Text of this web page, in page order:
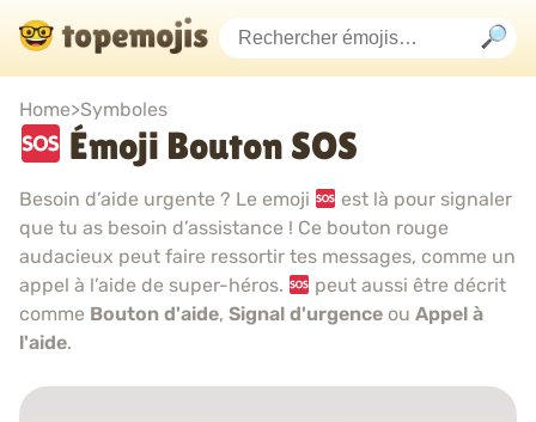
Home>Symboles
Émoji Bouton SOS
Besoin d’aide urgente ? Le emoji
est là pour signaler
que tu as besoin d’assistance ! Ce bouton rouge
audacieux peut faire ressortir tes messages, comme un
appel à l’aide de super-héros.
peut aussi être décrit
comme Bouton d'aide, Signal d'urgence ou Appel à
l'aide.